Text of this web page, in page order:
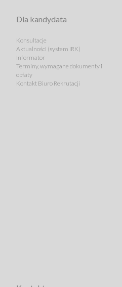
Dla kandydata
Konsultacje
Aktualności (system IRK)
Informator
Terminy, wymagane dokumenty i
opłaty
Kontakt Biuro Rekrutacji